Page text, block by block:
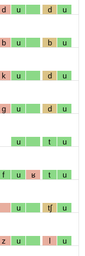
d u d u
b u b u
k u d u
g u d u
u t u
f u ʁ t u
u tʃ u
z u l u